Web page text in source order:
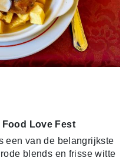
Love Fest
een van de belangrijkste
blends en frisse witte